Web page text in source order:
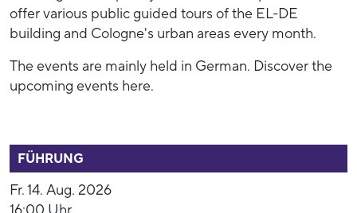
offer various public guided tours of the EL-DE
building and Cologne's urban areas every month.
The events are mainly held in German. Discover the
upcoming events here.
FÜHRUNG
Fr. 14. Aug. 2026